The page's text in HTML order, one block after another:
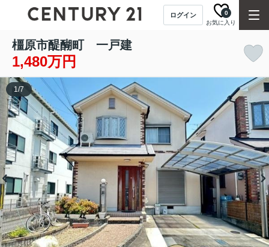
ログイン
お気に入り
0
橿原市醍醐町 一戸建
1,480万円
1/7